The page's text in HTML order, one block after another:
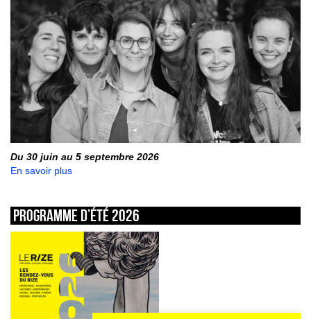
Du 30 juin au 5 septembre 2026
En savoir plus
Programme d’été 2026